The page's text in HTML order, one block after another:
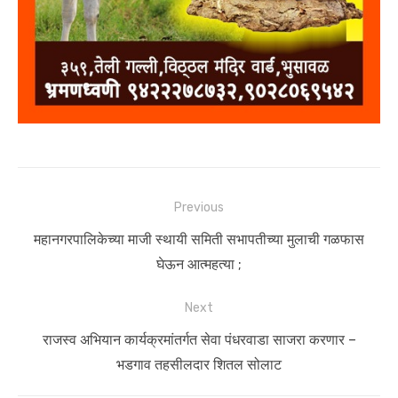
navigation
Previous
Previous
महानगरपालिकेच्या माजी स्थायी समिती सभापतीच्या मुलाची गळफास
घेऊन आत्महत्या ;
Next
Next
राजस्व अभियान कार्यक्रमांतर्गत सेवा पंधरवाडा साजरा करणार –
भडगाव तहसीलदार शितल सोलाट